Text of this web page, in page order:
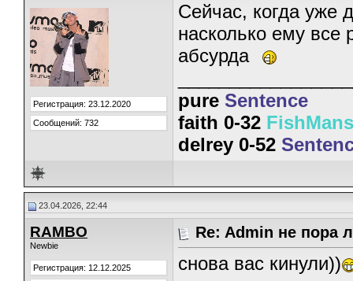
Регистрация: 23.12.2020
Сообщений: 732
Сейчас, когда уже
насколько ему все
абсурда
pure Sentence
faith 0-32 FishMans
delrey 0-52
23.04.2026, 22:44
RAMBO
Newbie
Регистрация: 12.12.2025
Re: Admin не пора
снова вас кинули))